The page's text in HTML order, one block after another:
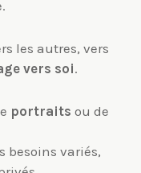
les autres, vers
vers soi.
portraits ou de
besoins variés,